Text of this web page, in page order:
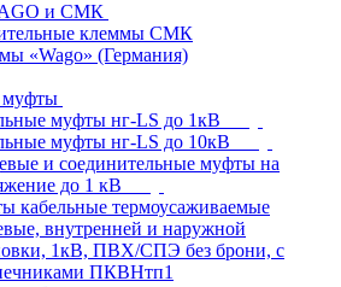
и СМК
клеммы СМК
«Wago» (Германия)
муфты
муфты нг-LS до 1кВ
муфты нг-LS до 10кВ
и соединительные муфты на
до 1 кВ
кабельные термоусаживаемые
внутренней и наружной
1кВ, ПВХ/СПЭ без брони, с
ПКВНтп1